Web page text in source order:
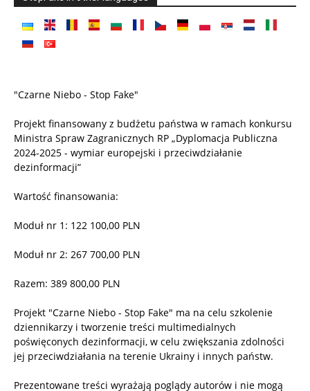
"Czarne Niebo - Stop Fake"
Projekt finansowany z budżetu państwa w ramach konkursu
Ministra Spraw Zagranicznych RP „Dyplomacja Publiczna
2024-2025 - wymiar europejski i przeciwdziałanie
dezinformacji”
Wartość finansowania:
Moduł nr 1: 122 100,00 PLN
Moduł nr 2: 267 700,00 PLN
Razem: 389 800,00 PLN
Projekt "Czarne Niebo - Stop Fake" ma na celu szkolenie
dziennikarzy i tworzenie treści multimedialnych
poświęconych dezinformacji, w celu zwiększania zdolności
jej przeciwdziałania na terenie Ukrainy i innych państw.
Prezentowane treści wyrażają poglądy autorów i nie mogą